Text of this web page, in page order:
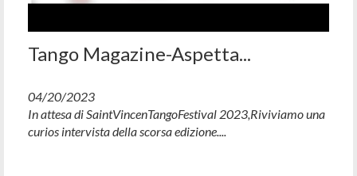
Tango Magazine-Aspetta...
04/20/2023
In attesa di SaintVincenTangoFestival 2023,Riviviamo una
curios intervista della scorsa edizione....